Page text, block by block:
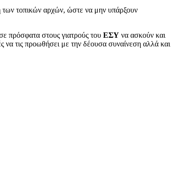
των τοπικών αρχών, ώστε να μην υπάρξουν
πρόσφατα στους γιατρούς του ΕΣΥ να ασκούν και
να τις προωθήσει με την δέουσα συναίνεση αλλά και